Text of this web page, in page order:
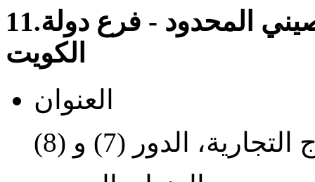
11.المحدود - فرع دولة
الكويت
العنوان
الدور (7) و (8)